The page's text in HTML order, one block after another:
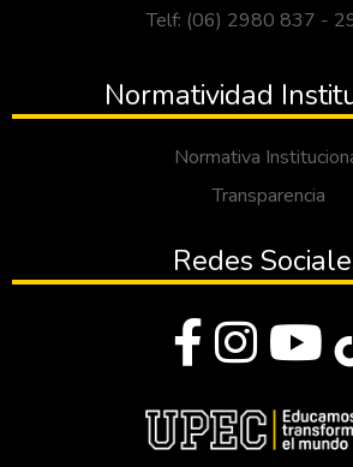
Telf: (06) 2980 837 -
Normatividad
Normativa
Transparencia
Redes